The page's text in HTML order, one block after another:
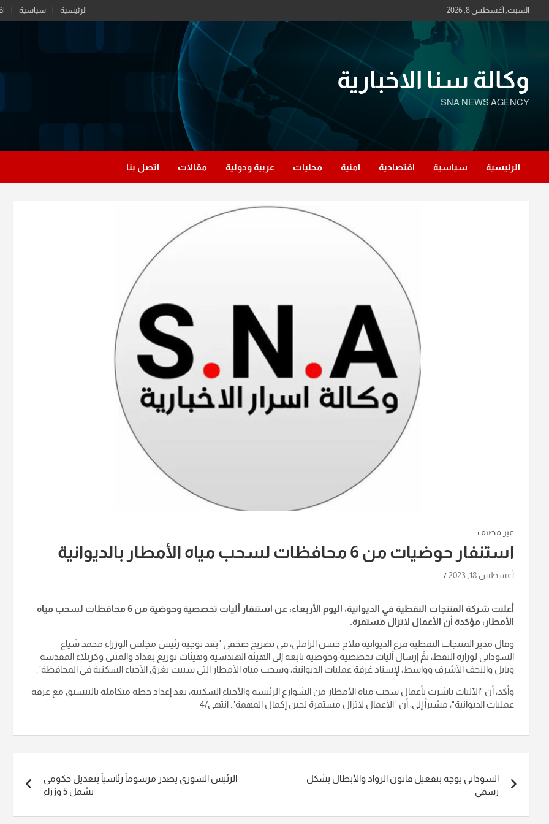
to
السبت, أغسطس 8, 2026 الرئيسية سياسية
وكالة سنا الاخبارية
SNA NEWS AGENCY
الرئيسية سياسية اقتصادية امنية محليات عربية ودولية مقالات اتصل بنا
غير مصنف
استنفار حوضيات من 6 محافظات لسحب مياه الأمطار بالديوانية
أغسطس 18, 2023
أعلنت شركة المنتجات النفطية في الديوانية، اليوم الأربعاء، عن استنفار آليات تخصصية وحوضية من 6 محافظات لسحب مياه
الأمطار، مؤكدة أن الأعمال لاتزال مستمرة.
وقال مدير المنتجات النفطية فرع الديوانية فلاح حسن الزاملي، في تصريح صحفي "بعد توجيه رئيس مجلس الوزراء محمد شياع
السوداني لوزارة النفط، تمَّ إرسال آليات تخصصية وحوضية تابعة إلى الهيئة الهندسية وهيئات توزيع بغداد والمثنى وكربلاء المقدسة
وبابل والنجف الأشرف وواسط، لإسناد غرفة عمليات الديوانية، وسحب مياه الأمطار التي سببت بغرق الأحياء السكنية في المحافظة".
وأكد، أن "الآليات باشرت بأعمال سحب مياه الأمطار من الشوارع الرئيسة والأحياء السكنية، بعد إعداد خطة متكاملة بالتنسيق مع غرفة
عمليات الديوانية"، مشيراً إلى، أن "الأعمال لاتزال مستمرة لحين إكمال المهمة". انتهى/4
المقالات
السوداني يوجه بتفعيل قانون الرواد والأبطال بشكل
رسمي
الرئيس السوري يصدر مرسوماً رئاسياً بتعديل حكومي
يشمل 5 وزراء